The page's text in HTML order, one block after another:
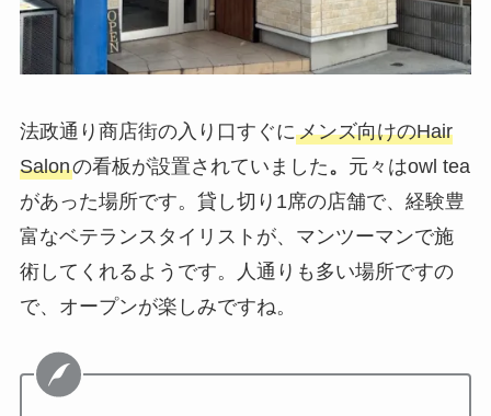
法政通り商店街の入り口すぐにメンズ向けのHair
Salonの看板が設置されていました。 元々はowl tea
があった場所です。貸し切り1席の店舗で、経験豊
富なベテランスタイリストが、マンツーマンで施
術してくれるようです。人通りも多い場所ですの
で、オープンが楽しみですね。